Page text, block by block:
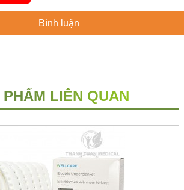
Bình luận
PHẨM LIÊN QUAN